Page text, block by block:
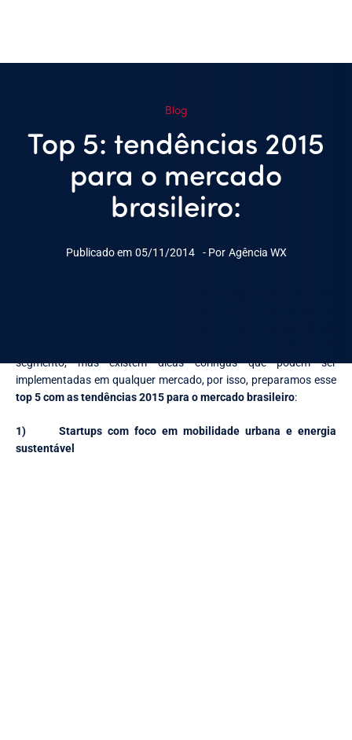
Blog
Top 5: tendências 2015
para o mercado
brasileiro:
Publicado em 05/11/2014 - Por Agência WX
segmento, mas existem dicas coringas que podem ser
implementadas em qualquer mercado, por isso, preparamos esse
top 5 com as tendências 2015 para o mercado brasileiro:
1) Startups com foco em mobilidade urbana e energia
sustentável